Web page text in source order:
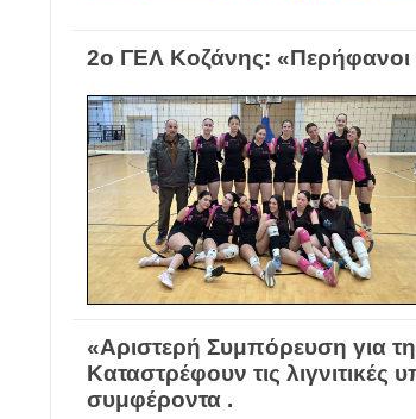
2ο ΓΕΛ Κοζάνης: «Περήφανοι
«Αριστερή Συμπόρευση για
Καταστρέφουν τις λιγνιτικές
συμφέροντα .